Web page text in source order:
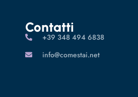
Contatti
‪+39 348 494 6838
info@comestai.net